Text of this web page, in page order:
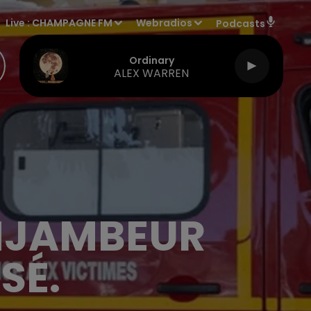
Live :CHAMPAGNE FM Webradios Podcasts
Ordinary
ALEX WARREN